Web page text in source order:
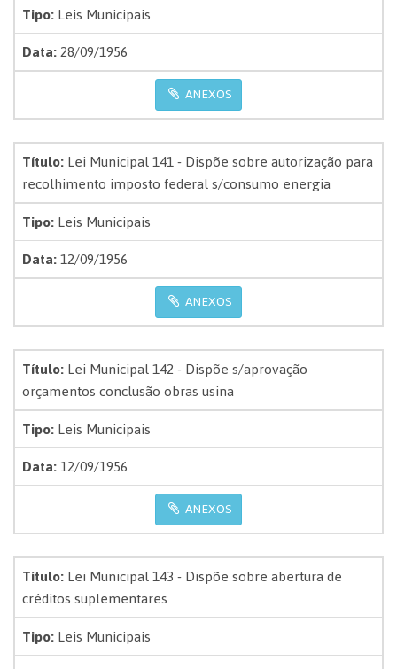
Tipo:Leis Municipais
Data:28/09/1956
ANEXOS
Título:Lei Municipal 141 - Dispõe sobre autorização para
recolhimento imposto federal s/consumo energia
Tipo:Leis Municipais
Data:12/09/1956
ANEXOS
Título:Lei Municipal 142 - Dispõe s/aprovação
orçamentos conclusão obras usina
Tipo:Leis Municipais
Data:12/09/1956
ANEXOS
Título:Lei Municipal 143 - Dispõe sobre abertura de
créditos suplementares
Tipo:Leis Municipais